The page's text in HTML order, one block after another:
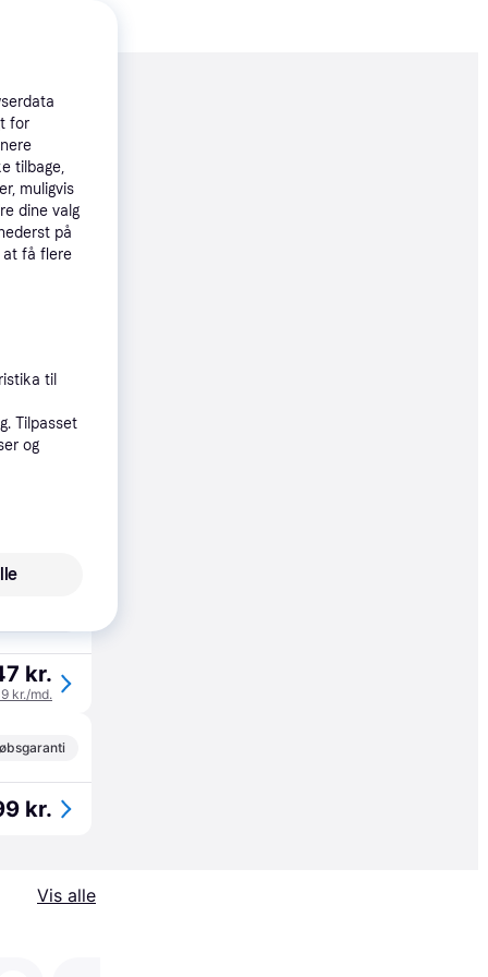
kr.
kr.
kr./md.
kr.
kr./md.
kr.
Vis alle
for
tilbage,
muligvis
dine valg
på
at få flere
til
Tilpasset
og